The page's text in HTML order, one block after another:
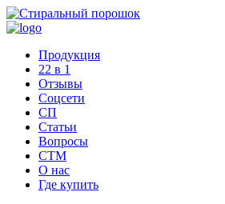
Продукция
22 в 1
Отзывы
Соцcети
СП
Статьи
Вопросы
СТМ
О нас
Где купить